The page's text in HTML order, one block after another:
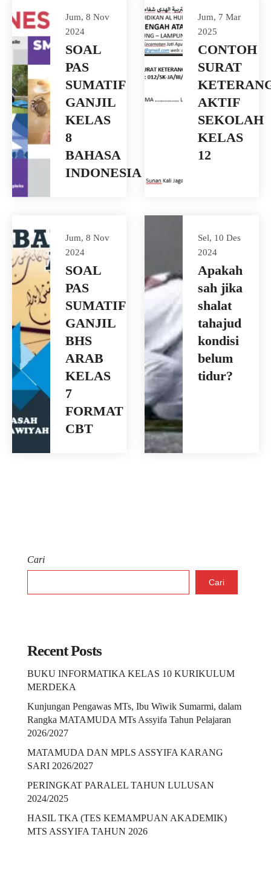
Jum, 8 Nov
2024
SOAL
PAS
SUMATIF
GANJIL
KELAS
8
BAHASA
INDONESIA
Jum, 7 Mar
2025
CONTOH
SURAT
AKTIF
SEKOLAH
KELAS
12
Jum, 8 Nov
2024
SOAL
PAS
SUMATIF
GANJIL
BHS
ARAB
KELAS
7
FORMAT
CBT
Sel, 10 Des
2024
Apakah
sah jika
shalat
tahajud
kondisi
belum
tidur?
Cari
Cari
Recent Posts
BUKU INFORMATIKA KELAS 10 KURIKULUM
MERDEKA
Kunjungan Pengawas MTs, Ibu Wiwik Sumarmi, dalam
Rangka MATAMUDA MTs Assyifa Tahun Pelajaran
2026/2027
MATAMUDA DAN MPLS ASSYIFA KARANG
SARI 2026/2027
PERINGKAT PARALEL TAHUN LULUSAN
2024/2025
HASIL TKA (TES KEMAMPUAN AKADEMIK)
MTS ASSYIFA TAHUN 2026